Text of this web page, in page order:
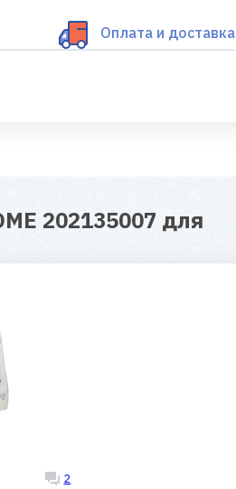
Оплата и доставка
202135007 для
2